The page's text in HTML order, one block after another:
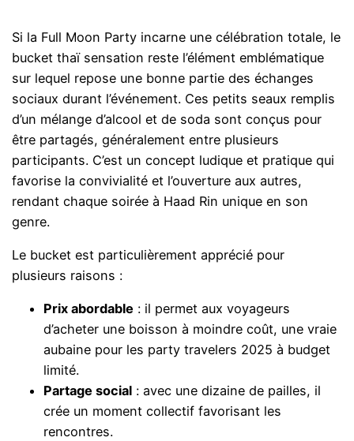
Si la Full Moon Party incarne une célébration totale, le
bucket thaï sensation reste l’élément emblématique
sur lequel repose une bonne partie des échanges
sociaux durant l’événement. Ces petits seaux remplis
d’un mélange d’alcool et de soda sont conçus pour
être partagés, généralement entre plusieurs
participants. C’est un concept ludique et pratique qui
favorise la convivialité et l’ouverture aux autres,
rendant chaque soirée à Haad Rin unique en son
genre.
Le bucket est particulièrement apprécié pour
plusieurs raisons :
Prix abordable : il permet aux voyageurs
d’acheter une boisson à moindre coût, une vraie
aubaine pour les party travelers 2025 à budget
limité.
Partage social : avec une dizaine de pailles, il
crée un moment collectif favorisant les
rencontres.